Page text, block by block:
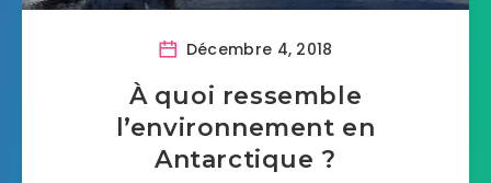
Décembre 4, 2018
À quoi ressemble
l’environnement en
Antarctique ?